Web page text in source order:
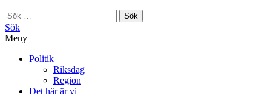
Sök
efter:
Sök
Meny
Politik
Riksdag
Region
Det här är vi